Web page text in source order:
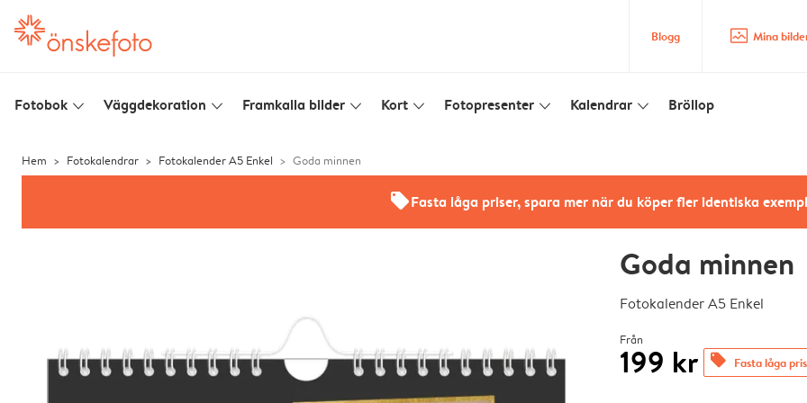
Blogg image_placeholder Mina
Fotobok slim_arrow_down Väggdekoration slim_arrow_down Framkalla bilder slim_arrow_down Kort slim_arrow_down Fotopresenter slim_arrow_down Kalendrar slim_arrow_down Bröllop
Hem Fotokalendrar Fotokalender A5 Enkel Goda minnen
offersFasta låga priser, spara mer när du köper fler identiska
Goda minnen
Fotokalender A5 Enkel
Från
199 kr offers Fasta låga